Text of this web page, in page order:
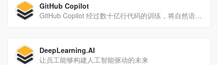
GitHub Copilot
GitHub Copilot 经过数十亿行代码的训练，将自然语言提示转化为跨数十种语言的编码建议。
DeepLearning.AI
让员工能够构建人工智能驱动的未来